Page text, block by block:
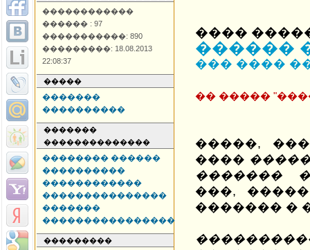
������������
������ : 97
�����������: 890
���������: 18.08.2013
22:08:37
�����
�������
����������
�������
��������������
�������� ������
����������
������������
���������������
�������
����������������
���������
����
������
��� ����
�� �����
�����,
����
�������
���,
������� �